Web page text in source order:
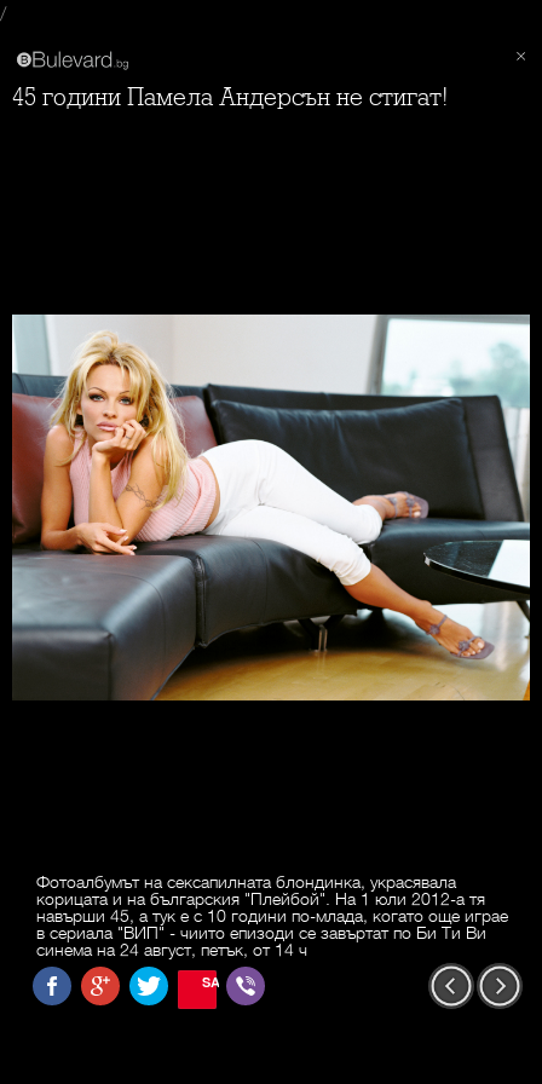
/
45 години Памела Андерсън не стигат!
Фотоалбумът на сексапилната блондинка, украсявала
корицата и на българския "Плейбой". На 1 юли 2012-а тя
навърши 45, а тук е с 10 години по-млада, когато още играе
в сериала "ВИП" - чиито епизоди се завъртат по Би Ти Ви
синема на 24 август, петък, от 14 ч
SAVE